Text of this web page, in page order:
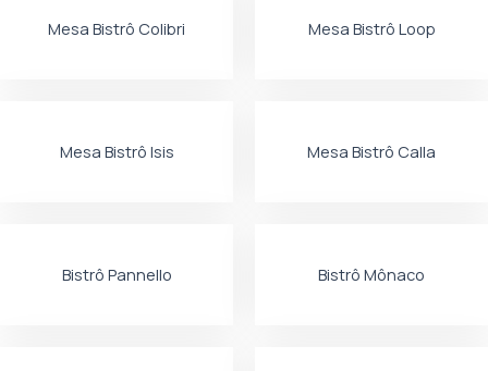
Mesa Bistrô Colibri Mesa Bistrô Loop
Mesa Bistrô Isis Mesa Bistrô Calla
Bistrô Pannello Bistrô Mônaco